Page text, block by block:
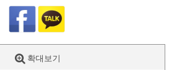
확대보기